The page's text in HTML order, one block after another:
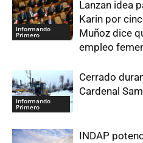
Informando
Primero
Lanzan idea
Karin por
Muñoz dice
empleo
Informando
Primero
Cerrado
Cardenal
INDAP